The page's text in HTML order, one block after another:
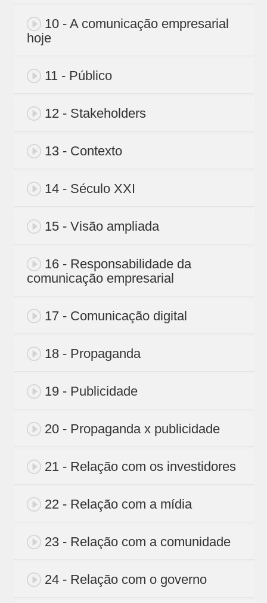
10 - A comunicação empresarial
hoje
11 - Público
12 - Stakeholders
13 - Contexto
14 - Século XXI
15 - Visão ampliada
16 - Responsabilidade da
comunicação empresarial
17 - Comunicação digital
18 - Propaganda
19 - Publicidade
20 - Propaganda x publicidade
21 - Relação com os investidores
22 - Relação com a mídia
23 - Relação com a comunidade
24 - Relação com o governo